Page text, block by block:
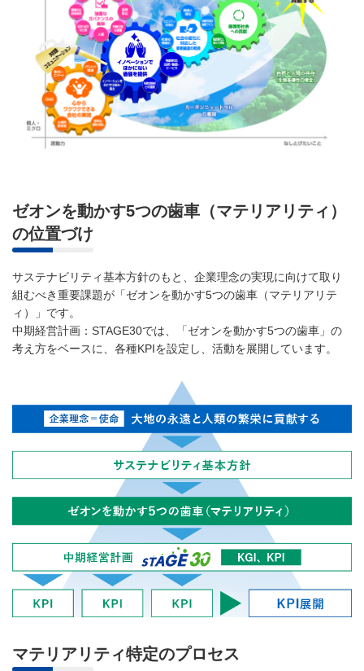
ゼオンを動かす5つの歯車（マテリアリティ）
の位置づけ
サステナビリティ基本方針のもと、企業理念の実現に向けて取り
組むべき重要課題が「ゼオンを動かす5つの歯車（マテリアリテ
ィ）」です。
中期経営計画：STAGE30では、「ゼオンを動かす5つの歯車」の
考え方をベースに、各種KPIを設定し、活動を展開しています。
マテリアリティ特定のプロセス